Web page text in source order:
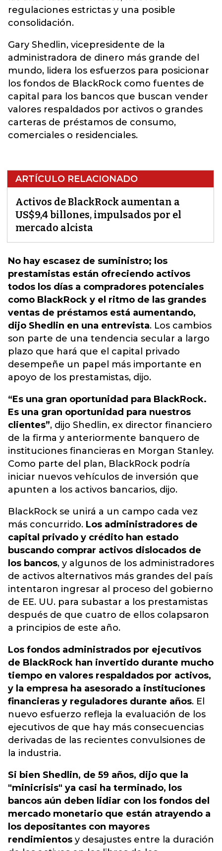
regulaciones estrictas y una posible
consolidación.
Gary Shedlin, vicepresidente de la
administradora de dinero más grande del
mundo, lidera los esfuerzos para posicionar
los fondos de BlackRock como fuentes de
capital para los bancos que buscan vender
valores respaldados por activos o grandes
carteras de préstamos de consumo,
comerciales o residenciales.
ARTÍCULO RELACIONADO
Activos de BlackRock aumentan a
US$9,4 billones, impulsados ​​por el
mercado alcista
No hay escasez de suministro; los
prestamistas están ofreciendo activos
todos los días a compradores potenciales
como BlackRock y el ritmo de las grandes
ventas de préstamos está aumentando,
dijo Shedlin en una entrevista. Los cambios
son parte de una tendencia secular a largo
plazo que hará que el capital privado
desempeñe un papel más importante en
apoyo de los prestamistas, dijo.
“Es una gran oportunidad para BlackRock.
Es una gran oportunidad para nuestros
clientes”, dijo Shedlin, ex director financiero
de la firma y anteriormente banquero de
instituciones financieras en Morgan Stanley.
Como parte del plan, BlackRock podría
iniciar nuevos vehículos de inversión que
apunten a los activos bancarios, dijo.
BlackRock se unirá a un campo cada vez
más concurrido. Los administradores de
capital privado y crédito han estado
buscando comprar activos dislocados de
los bancos, y algunos de los administradores
de activos alternativos más grandes del país
intentaron ingresar al proceso del gobierno
de EE. UU. para subastar a los prestamistas
después de que cuatro de ellos colapsaron
a principios de este año.
Los fondos administrados por ejecutivos
de BlackRock han invertido durante mucho
tiempo en valores respaldados por activos,
y la empresa ha asesorado a instituciones
financieras y reguladores durante años. El
nuevo esfuerzo refleja la evaluación de los
ejecutivos de que hay más consecuencias
derivadas de las recientes convulsiones de
la industria.
Si bien Shedlin, de 59 años, dijo que la
"minicrisis" ya casi ha terminado, los
bancos aún deben lidiar con los fondos del
mercado monetario que están atrayendo a
los depositantes con mayores
rendimientos y desajustes entre la duración